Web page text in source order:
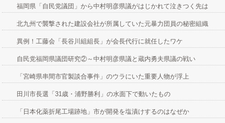
福岡県「自民党議団」から中村明彦県議がはじかれて泣きつく先は
北九州で襲撃された建設会社が所属していた元暴力団員の秘密組織
異例！工藤会「長谷川組組長」が会長代行に就任したワケ
自民党福岡県議団研究②～中村明彦県議と蔵内勇夫県議の戦い
「宮崎県串間市官製談合事件」のウラにいた重要人物が浮上
田川市長選「31歳・浦野勝利」の水面下で動いたもの
「日本化薬折尾工場跡地」市が開発を塩漬けするのはなぜか